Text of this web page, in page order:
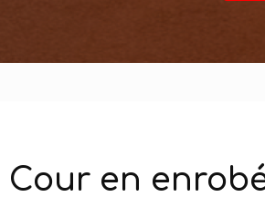
Cour en